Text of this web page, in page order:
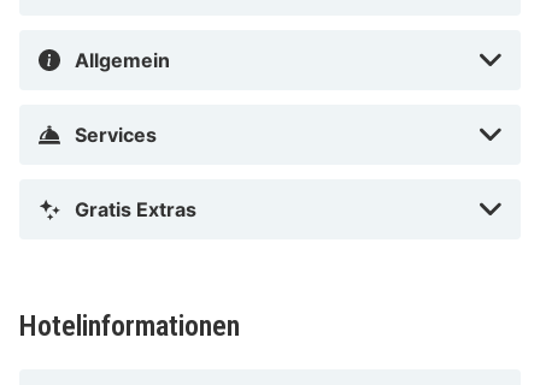
Allgemein
Services
Gratis Extras
Hotelinformationen